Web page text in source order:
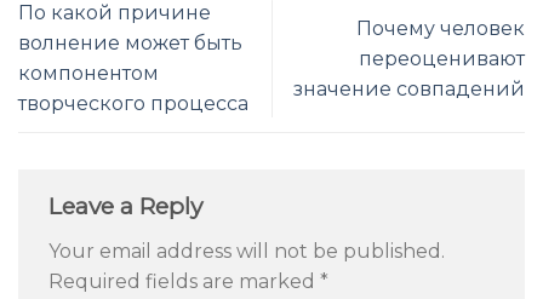
По какой причине
волнение может быть
компонентом
творческого процесса
Почему человек
переоценивают
значение совпадений
Leave a Reply
Your email address will not be published.
Required fields are marked *